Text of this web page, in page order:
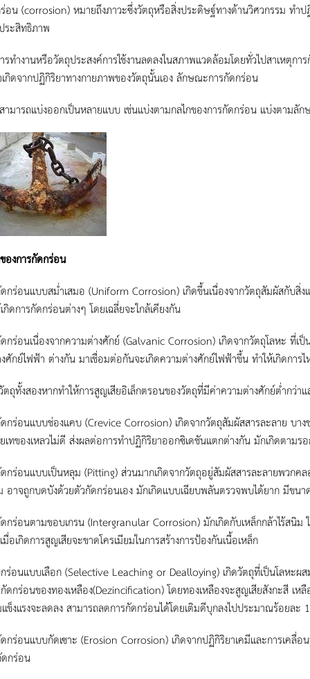
อน (corrosion) หมายถึงภาวะซึ่งวัตถุหรือสิ่งประดิษฐ์ทางด้านวิศวกรรม ทำ
ระสิทธิภาพ
รทำงานหรือวัตถุประสงค์การใช้งานลดลงในสภาพแวดล้อมโดยทั่วไปสาเหตุก
กิดจากปฏิกิริยาทางกายภาพของวัตถุนั้นเอง ลักษณะการกัดกร่อน
ามารถแบ่งออกเป็นหลายแบบ เช่นแบ่งตามกลไกของการกัดกร่อน แบ่งตาม
องการกัดกร่อน
กร่อนแบบสม่ำเสมอ (Uniform Corrosion) เกิดขึ้นเนื่องจากวัตถุสัมผัสกับสิ่
กิดการกัดกร่อนต่างๆ โดยเฉลี่ยจะใกล้เคียงกัน
กร่อนเนื่องจากความต่างศักย์ (Galvanic Corrosion) เกิดจากวัตถุโลหะ ที่
ศักย์ไฟฟ้า ต่างกัน มาเชื่อมต่อกันจะเกิดความต่างศักย์ไฟฟ้าขึ้น ทำให้เกิดการ
ตถุทั้งสองหากทำให้การสูญเสียอิเล็กตรอนของวัตถุที่มีค่าความต่างศักย์ต่ำกว่
กร่อนแบบช่องแคบ (Crevice Corrosion) เกิดจากวัตถุสัมผัสสารละลาย บา
เทของเหลวไม่ดี ส่งผลต่อการทำปฏิกิริยาออกซิเดชันแตกต่างกัน มักเกิดตาม
กร่อนแบบเป็นหลุม (Pitting) ส่วนมากเกิดจากวัตถุอยู่สัมผัสสารละลายพวกค
อาจถูกบดบังด้วยตัวกัดกร่อนเอง มักเกิดแบบเฉียบพลันตรวจพบได้ยาก มีขน
กร่อนตามขอบเกรน (Intergranular Corrosion) มักเกิดกับเหล็กกล้าไร้สนิม
มื่อเกิดการสูญเสียจะขาดโครเมียมในการสร้างการป้องกันเนื้อเหล็ก
ร่อนแบบเลือก (Selective Leaching or Dealloying) เกิดวัตถุที่เป็นโลหะผ
ดกร่อนของทองเหลือง(Dezincification) โดยทองเหลืองจะสูญเสียสังกะสี เ
ข็งแรงจะลดลง สามารถลดการกัดกร่อนได้โดยเติมดีบุกลงไปประมาณร้อยละ
กร่อนแบบกัดเซาะ (Erosion Corrosion) เกิดจากปฏิกิริยาเคมีและการเคลื่
กร่อน